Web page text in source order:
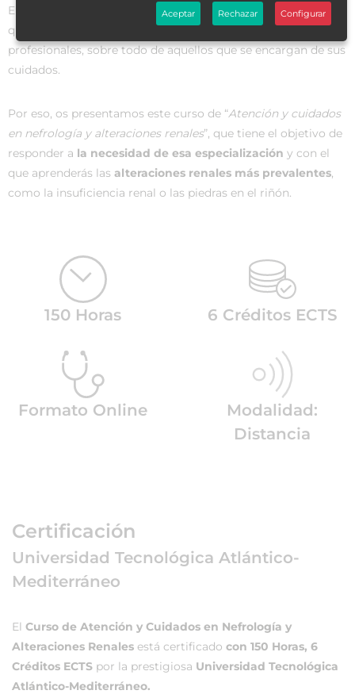
En este sentido, existen una serie de alteraciones renales
que
requieren de una especializaciónpor parte de los
profesionales, sobre todo de aquellos que se encargan de sus
cuidados.
Por eso, os presentamos este curso de “Atención y cuidados
en nefrología y alteraciones renales”, que tiene el objetivo de
responder a la necesidad de esa especialización y con el
que aprenderás las alteraciones renales más prevalentes,
como la insuficiencia renal o las piedras en el riñón.
150 Horas 6 Créditos ECTS
Formato Online
Modalidad:
Distancia
Certificación
Universidad Tecnológica Atlántico-
Mediterráneo
El Curso de Atención y Cuidados en Nefrología y
Alteraciones Renales está certificado con 150 Horas, 6
Créditos ECTS por la prestigiosa Universidad Tecnológica
Atlántico-Mediterráneo.
Aceptar Rechazar Configurar